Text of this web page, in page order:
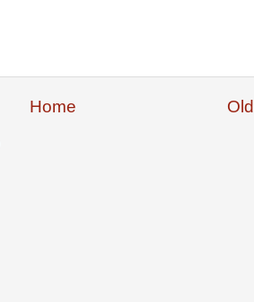
Home